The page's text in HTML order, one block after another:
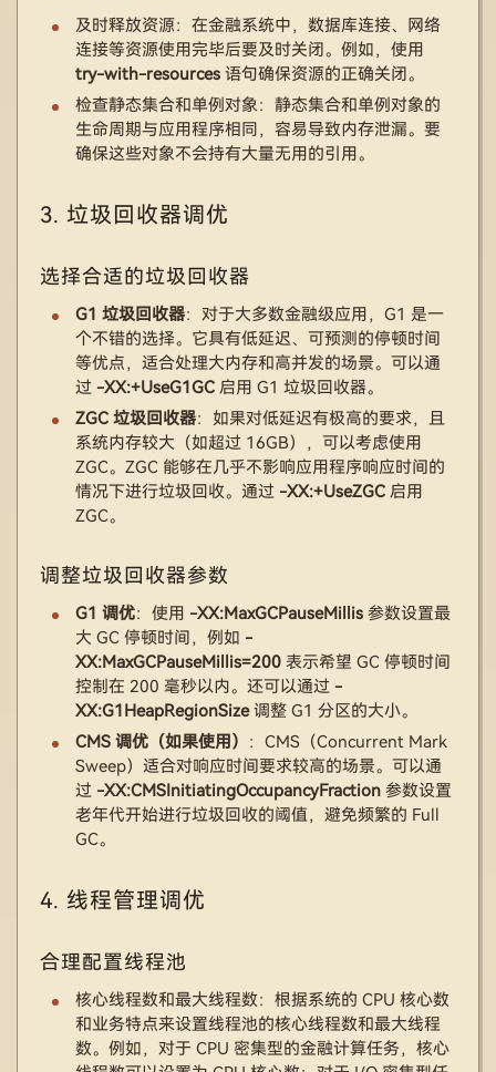
及时释放资源：在金融系统中，数据库连接、网络
连接等资源使用完毕后要及时关闭。例如，使用
try-with-resources语句确保资源的正确关闭。
检查静态集合和单例对象：静态集合和单例对象的
生命周期与应用程序相同，容易导致内存泄漏。要
确保这些对象不会持有大量无用的引用。
3. 垃圾回收器调优
选择合适的垃圾回收器
G1 垃圾回收器：对于大多数金融级应用，G1 是一
个不错的选择。它具有低延迟、可预测的停顿时间
等优点，适合处理大内存和高并发的场景。可以通
过 -XX:+UseG1GC启用 G1 垃圾回收器。
ZGC 垃圾回收器：如果对低延迟有极高的要求，且
系统内存较大（如超过 16GB），可以考虑使用
ZGC。ZGC 能够在几乎不影响应用程序响应时间的
情况下进行垃圾回收。通过 -XX:+UseZGC启用
ZGC。
调整垃圾回收器参数
G1 调优：使用 -XX:MaxGCPauseMillis参数设置最
大 GC 停顿时间，例如 -
XX:MaxGCPauseMillis=200表示希望 GC 停顿时间
控制在 200 毫秒以内。还可以通过 -
XX:G1HeapRegionSize调整 G1 分区的大小。
CMS 调优（如果使用）
：CMS（Concurrent Mark
Sweep）适合对响应时间要求较高的场景。可以通
过 -XX:CMSInitiatingOccupancyFraction参数设置
老年代开始进行垃圾回收的阈值，避免频繁的 Full
GC。
4. 线程管理调优
合理配置线程池
核心线程数和最大线程数：根据系统的 CPU 核心数
和业务特点来设置线程池的核心线程数和最大线程
数。例如，对于 CPU 密集型的金融计算任务，核心